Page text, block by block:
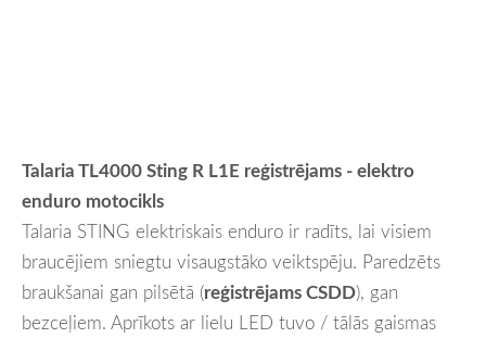
Talaria TL4000 Sting R L1E reģistrējams - elektro
enduro motocikls
Talaria STING elektriskais enduro ir radīts, lai visiem
braucējiem sniegtu visaugstāko veiktspēju. Paredzēts
braukšanai gan pilsētā (reģistrējams CSDD), gan
bezceļiem. Aprīkots ar lielu LED tuvo / tālās gaismas